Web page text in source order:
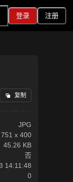
登录 注册
复制
JPG
751 x 400
45.26 KB
否
14:11:48
0